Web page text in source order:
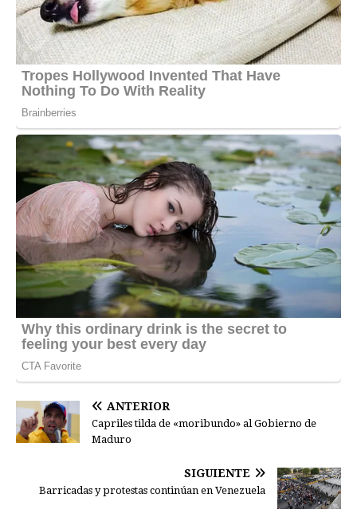
ANTERIOR
Capriles tilda de «moribundo» al Gobierno de
Maduro
SIGUIENTE
Barricadas y protestas continúan en Venezuela